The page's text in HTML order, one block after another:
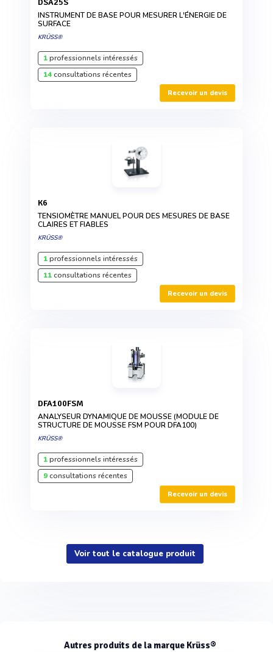
DSA25S
INSTRUMENT DE BASE POUR MESURER L'ÉNERGIE DE
SURFACE
KRÜSS®
1professionnels intéressés
14consultations récentes
Recevoir un devis
K6
TENSIOMÈTRE MANUEL POUR DES MESURES DE BASE
CLAIRES ET FIABLES
KRÜSS®
1professionnels intéressés
11consultations récentes
Recevoir un devis
DFA100FSM
ANALYSEUR DYNAMIQUE DE MOUSSE (MODULE DE
STRUCTURE DE MOUSSE FSM POUR DFA100)
KRÜSS®
1professionnels intéressés
9consultations récentes
Recevoir un devis
Voir tout le catalogue produit
Autres produits de la marque Krüss®